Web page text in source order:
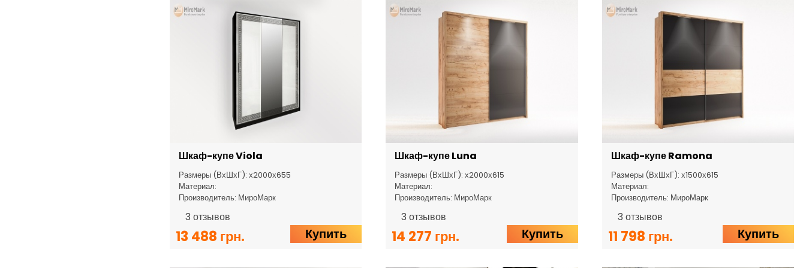
Шкаф-купе Viola
Размеры (ВхШхГ): х2000х655
Материал:
Производитель: МироМарк
3 отзывов
13 488 грн. Купить
Шкаф-купе Luna
Размеры (ВхШхГ): х2000х615
Материал:
Производитель: МироМарк
3 отзывов
14 277 грн. Купить
Шкаф-купе Ramona
Размеры (ВхШхГ): х1500х615
Материал:
Производитель: МироМарк
3 отзывов
11 798 грн. Купить